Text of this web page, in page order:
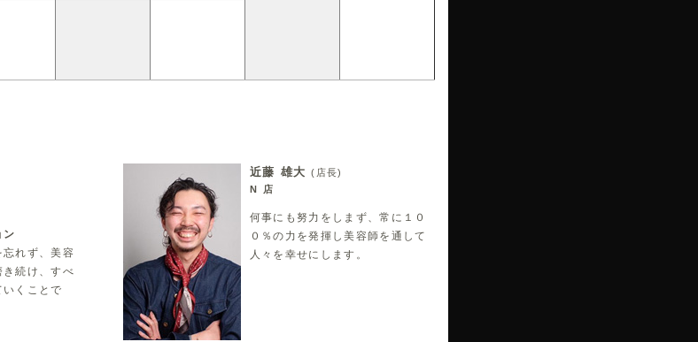
ン
れず、美容
き続け、すべ
くことで
近藤 雄大 (店長)
N 店
何事にも努力をしまず、常に１０
０％の力を発揮し美容師を通して
人々を幸せにします。